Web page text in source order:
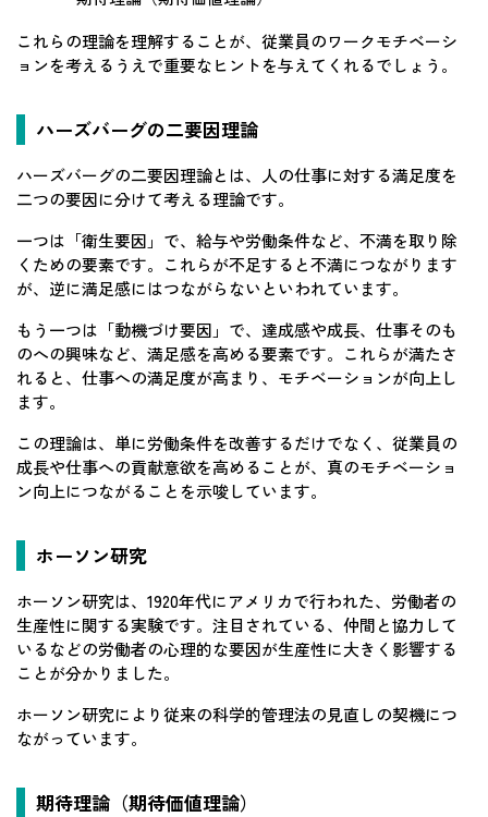
これらの理論を理解することが、従業員のワークモチベーシ
ョンを考えるうえで重要なヒントを与えてくれるでしょう。
ハーズバーグの二要因理論
ハーズバーグの二要因理論とは、人の仕事に対する満足度を
二つの要因に分けて考える理論です。
一つは「衛生要因」で、給与や労働条件など、不満を取り除
くための要素です。これらが不足すると不満につながります
が、逆に満足感にはつながらないといわれています。
もう一つは「動機づけ要因」で、達成感や成長、仕事そのも
のへの興味など、満足感を高める要素です。これらが満たさ
れると、仕事への満足度が高まり、モチベーションが向上し
ます。
この理論は、単に労働条件を改善するだけでなく、従業員の
成長や仕事への貢献意欲を高めることが、真のモチベーショ
ン向上につながることを示唆しています。
ホーソン研究
ホーソン研究は、1920年代にアメリカで行われた、労働者の
生産性に関する実験です。注目されている、仲間と協力して
いるなどの労働者の心理的な要因が生産性に大きく影響する
ことが分かりました。
ホーソン研究により従来の科学的管理法の見直しの契機につ
ながっています。
期待理論（期待価値理論）